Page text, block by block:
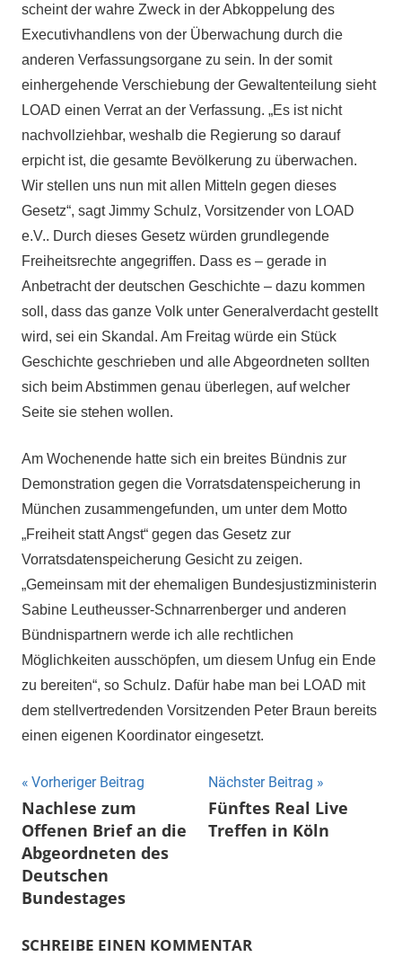
scheint der wahre Zweck in der Abkoppelung des
Executivhandlens von der Überwachung durch die
anderen Verfassungsorgane zu sein. In der somit
einhergehende Verschiebung der Gewaltenteilung sieht
LOAD einen Verrat an der Verfassung. „Es ist nicht
nachvollziehbar, weshalb die Regierung so darauf
erpicht ist, die gesamte Bevölkerung zu überwachen.
Wir stellen uns nun mit allen Mitteln gegen dieses
Gesetz“, sagt Jimmy Schulz, Vorsitzender von LOAD
e.V.. Durch dieses Gesetz würden grundlegende
Freiheitsrechte angegriffen. Dass es – gerade in
Anbetracht der deutschen Geschichte – dazu kommen
soll, dass das ganze Volk unter Generalverdacht gestellt
wird, sei ein Skandal. Am Freitag würde ein Stück
Geschichte geschrieben und alle Abgeordneten sollten
sich beim Abstimmen genau überlegen, auf welcher
Seite sie stehen wollen.
Am Wochenende hatte sich ein breites Bündnis zur
Demonstration gegen die Vorratsdatenspeicherung in
München zusammengefunden, um unter dem Motto
„Freiheit statt Angst“ gegen das Gesetz zur
Vorratsdatenspeicherung Gesicht zu zeigen.
„Gemeinsam mit der ehemaligen Bundesjustizministerin
Sabine Leutheusser-Schnarrenberger und anderen
Bündnispartnern werde ich alle rechtlichen
Möglichkeiten ausschöpfen, um diesem Unfug ein Ende
zu bereiten“, so Schulz. Dafür habe man bei LOAD mit
dem stellvertredenden Vorsitzenden Peter Braun bereits
einen eigenen Koordinator eingesetzt.
Beitragsnavigation
Vorheriger Beitrag
Nachlese zum
Offenen Brief an die
Abgeordneten des
Deutschen
Bundestages
Nächster Beitrag
Fünftes Real Live
Treffen in Köln
SCHREIBE EINEN KOMMENTAR